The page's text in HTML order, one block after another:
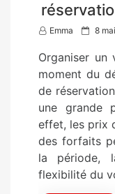
Emma
P
t
e
d
o
n
8
Organiser un
moment du
de
une grande
effet, les prix
des forfaits
la période,
flexibilité du